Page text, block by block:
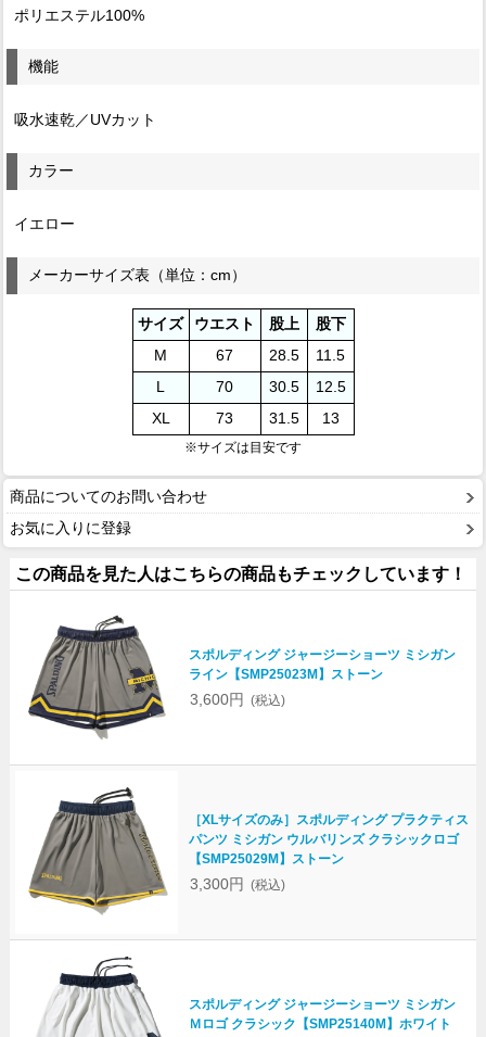
ポリエステル100%
機能
吸水速乾／UVカット
カラー
イエロー
メーカーサイズ表（単位：cm）
サイズ ウエスト 股上
股下
M
67 28.5
11.5
L
70 30.5
12.5
XL
73 31.5 13
※サイズは目安です
商品についてのお問い合わせ
お気に入りに登録
この商品を見た人はこちらの商品もチェックしています！
スポルディング ジャージーショーツ ミシガン
ライン【SMP25023M】ストーン
3,600円 (税込)
［XLサイズのみ］スポルディング プラクティス
パンツ ミシガン ウルバリンズ クラシックロゴ
【SMP25029M】ストーン
3,300円 (税込)
スポルディング ジャージーショーツ ミシガン
Ｍロゴ クラシック【SMP25140M】ホワイト